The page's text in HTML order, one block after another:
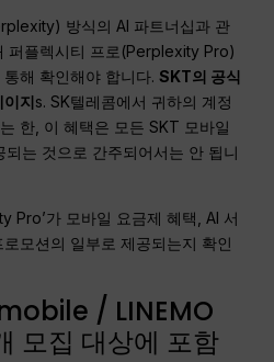
방식의 AI 파트너십과 관
퍼플렉시티 프로(Perplexity Pro)
통해 확인해야 합니다.SKT의 공식
이지s. SK텔레콤에서 귀하의 계정
한, 이 혜택은 모든 SKT 모바일
는 것으로 간주되어서는 안 됩니
Pro’가 모바일 요금제 혜택, AI 서
모션의 일부로 제공되는지 확인
/ LINEMO
모집 대상에 포함